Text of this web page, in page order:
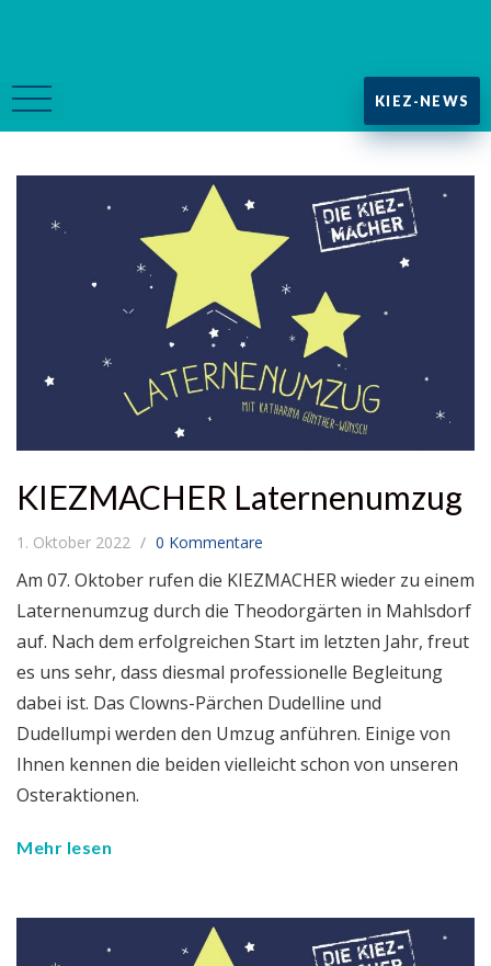
KIEZ-NEWS
KIEZMACHER Laternenumzug
1. Oktober 2022 0 Kommentare
Am 07. Oktober rufen die KIEZMACHER wieder zu einem
Laternenumzug durch die Theodorgärten in Mahlsdorf
auf. Nach dem erfolgreichen Start im letzten Jahr, freut
es uns sehr, dass diesmal professionelle Begleitung
dabei ist. Das Clowns-Pärchen Dudelline und
Dudellumpi werden den Umzug anführen. Einige von
Ihnen kennen die beiden vielleicht schon von unseren
Osteraktionen.
Mehr lesen